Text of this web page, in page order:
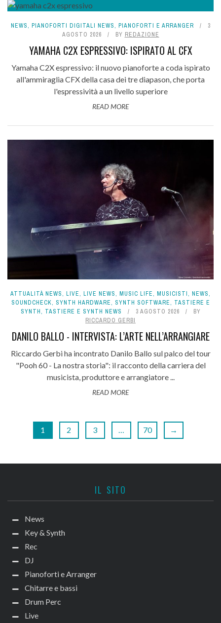
NEWS, PIANOFORTI DIGITALI NEWS, PIANOFORTI E ARRANGER
3
AGOSTO 2026
BY REDAZIONE
YAMAHA C2X ESPRESSIVO: ISPIRATO AL CFX
Yamaha C2X espressivo: il nuovo pianoforte a coda ispirato
all'ammiraglia CFX della casa dei tre diapason, che porta
l'espressività a un livello superiore
READ MORE
ATTUALITÀ NEWS, LIVE, LIVE NEWS, MUSIC LIFE, MUSICISTI, NEWS,
SOUNDCHECK, SYNTH HARDWARE, SYNTH SOFTWARE, TASTIERE E
SYNTH, TASTIERE E SYNTH NEWS 3 AGOSTO 2026
BY
RICCARDO GERBI
DANILO BALLO - INTERVISTA: L’ARTE NELL’ARRANGIARE
Riccardo Gerbi ha incontrato Danilo Ballo sul palco del tour
"Pooh 60 - La nostra storia": il racconto della carriera del
musicista, produttore e arrangiatore ...
READ MORE
1 2 3 … 70 →
IL SITO
News
Key & Synth
Rec
DJ
Pianoforti e Arranger
Chitarre e bassi
Drum Perc
Live